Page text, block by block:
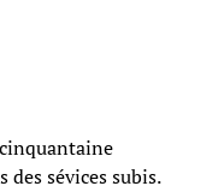
des sévices subis.